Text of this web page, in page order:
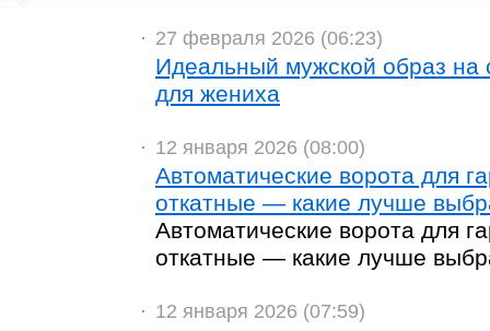
27 февраля 2026 (06:23)
Идеальный мужской образ на
для жениха
12 января 2026 (08:00)
Автоматические ворота для
откатные — какие лучше
Автоматические ворота для
откатные — какие лучше
12 января 2026 (07:59)